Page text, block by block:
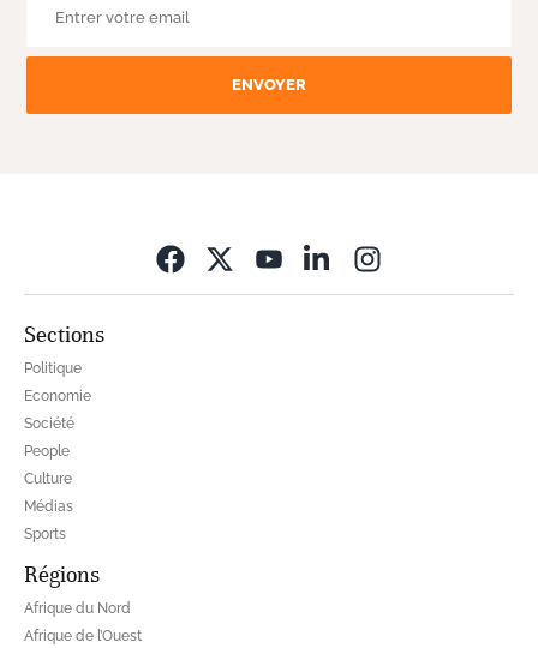
ENVOYER
Sections
Politique
Economie
Société
People
Culture
Médias
Sports
Régions
Afrique du Nord
Afrique de l’Ouest